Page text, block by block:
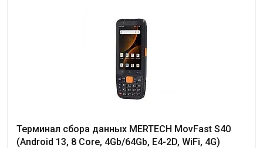
Терминал сбора данных MERTECH MovFast S40
(Android 13, 8 Core, 4Gb/64Gb, E4-2D, WiFi, 4G)